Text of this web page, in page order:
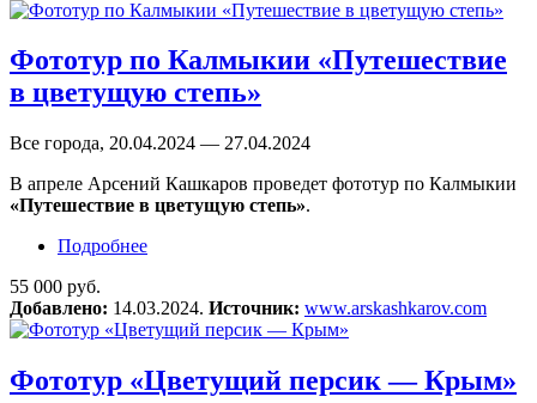
Фототур по Калмыкии «Путешествие
в цветущую степь»
Все города, 20.04.2024 — 27.04.2024
В апреле Арсений Кашкаров проведет фототур по Калмыкии
«Путешествие в цветущую степь».
Подробнее
55 000 руб.
Добавлено: 14.03.2024. Источник: www.arskashkarov.com
Фототур «Цветущий персик — Крым»